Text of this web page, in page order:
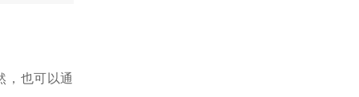
，也可以通